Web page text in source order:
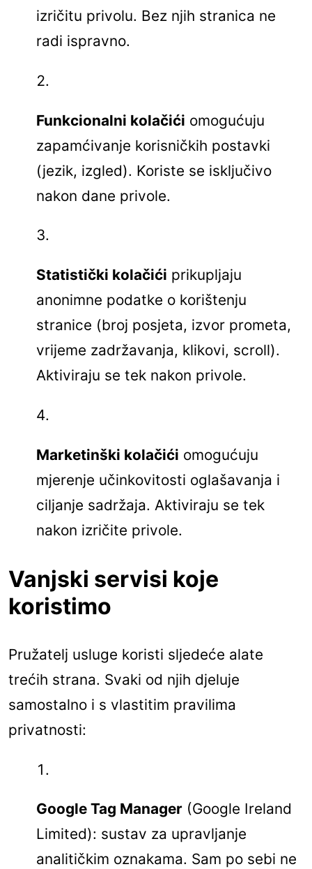
izričitu privolu. Bez njih stranica ne
radi ispravno.
Funkcionalni kolačići omogućuju
zapamćivanje korisničkih postavki
(jezik, izgled). Koriste se isključivo
nakon dane privole.
Statistički kolačići prikupljaju
anonimne podatke o korištenju
stranice (broj posjeta, izvor prometa,
vrijeme zadržavanja, klikovi, scroll).
Aktiviraju se tek nakon privole.
Marketinški kolačići omogućuju
mjerenje učinkovitosti oglašavanja i
ciljanje sadržaja. Aktiviraju se tek
nakon izričite privole.
Vanjski servisi koje
koristimo
Pružatelj usluge koristi sljedeće alate
trećih strana. Svaki od njih djeluje
samostalno i s vlastitim pravilima
privatnosti:
Google Tag Manager (Google Ireland
Limited): sustav za upravljanje
analitičkim oznakama. Sam po sebi ne